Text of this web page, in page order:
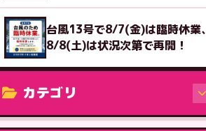
台風13号で8/7(金)は臨時休業、
8/8(土)は状況次第で再開！
カテゴリ